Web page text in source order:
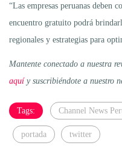
“Las empresas peruanas deben
encuentro gratuito podrá
regionales y estrategias para
Mantente conectado a nuestra
aquíy suscribiéndote a nuestro
Tags: Channel News
portada twitter